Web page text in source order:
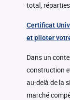
total,
Certificat
et piloter
Dans un
construction
au-delà de la
marché